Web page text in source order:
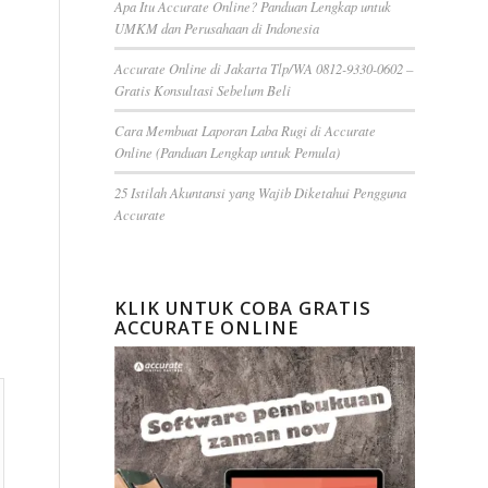
Apa Itu Accurate Online? Panduan Lengkap untuk
UMKM dan Perusahaan di Indonesia
Accurate Online di Jakarta Tlp/WA 0812-9330-0602 –
Gratis Konsultasi Sebelum Beli
Cara Membuat Laporan Laba Rugi di Accurate
Online (Panduan Lengkap untuk Pemula)
25 Istilah Akuntansi yang Wajib Diketahui Pengguna
Accurate
KLIK UNTUK COBA GRATIS
ACCURATE ONLINE